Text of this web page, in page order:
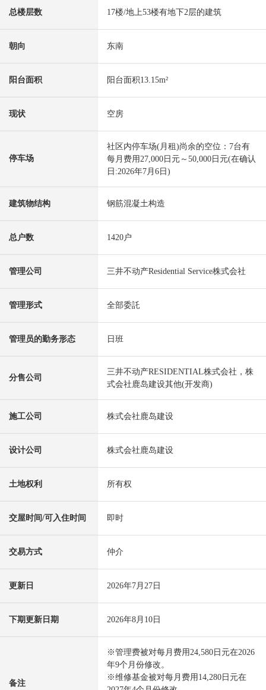
总楼层数 17楼/地上53楼有地下2层的建筑
朝向 东南
阳台面积 阳台面积13.15m²
现状 空房
停车场
社区内停车场(月租)尚余的空位：7台有
每月费用27,000日元～50,000日元(在确认
日:2026年7月6日)
建筑物结构 钢筋混凝土构造
总户数 1420户
管理公司 三井不动产Residential Service株式会社
管理形式 全部委託
管理员的勤务形态 日班
分售公司
三井不动产RESIDENTIAL株式会社，株
式会社鹿岛建设其他(开发商)
施工公司 株式会社鹿岛建设
设计公司 株式会社鹿岛建设
土地权利 所有权
交屋时间/可入住时间 即时
交易方式 仲介
更新日 2026年7月27日
下期更新日期 2026年8月10日
备注
※管理费被对每月费用24,580日元在2026
年9个月份修改。
※维修基金被对每月费用14,280日元在